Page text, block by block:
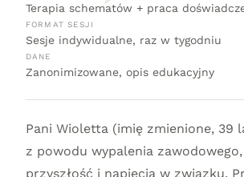
Terapia schematów + praca
FORMAT SESJI
Sesje indywidualne, raz w tygodniu
DANE
Zanonimizowane, opis edukacyjny
Pani Wioletta (imię zmienione, 39
z powodu wypalenia
przyszłość i napięcia w związku.